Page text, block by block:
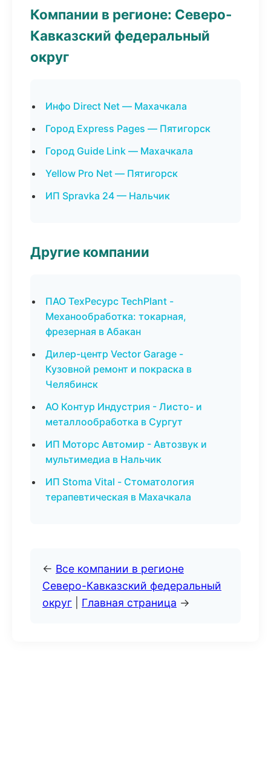
Компании в регионе: Северо-
Кавказский федеральный
округ
Инфо Direct Net — Махачкала
Город Express Pages — Пятигорск
Город Guide Link — Махачкала
Yellow Pro Net — Пятигорск
ИП Spravka 24 — Нальчик
Другие компании
ПАО ТехРесурс TechPlant -
Механообработка: токарная,
фрезерная в Абакан
Дилер-центр Vector Garage -
Кузовной ремонт и покраска в
Челябинск
АО Контур Индустрия - Листо- и
металлообработка в Сургут
ИП Моторс Автомир - Автозвук и
мультимедиа в Нальчик
ИП Stoma Vital - Стоматология
терапевтическая в Махачкала
← Все компании в регионе
Северо-Кавказский федеральный
округ
Главная страница →